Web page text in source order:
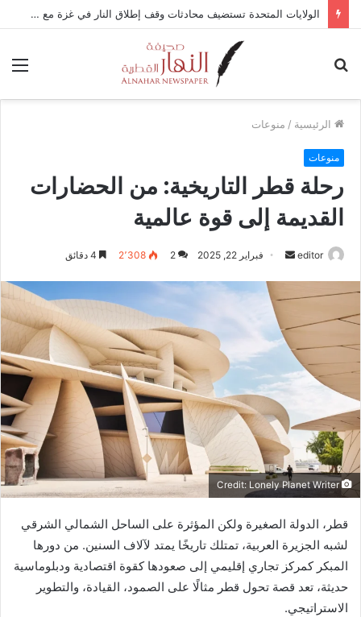
الولايات المتحدة تستضيف محادثات وقف إطلاق النار في غزة مع قطر وتركيا ومصر
الرئيسية / منوعات
منوعات
رحلة قطر التاريخية: من الحضارات
القديمة إلى قوة عالمية
editor
ب
ي
د
ا
إ
ل
ك
ت
و
ن
ا
فبراير 22, 2025 2 2٬308
قطر، الدولة الصغيرة ولكن المؤثرة على الساحل الشمالي الشرقي
لشبه الجزيرة العربية، تمتلك تاريخًا يمتد لآلاف السنين. من دورها
المبكر كمركز تجاري إقليمي إلى صعودها كقوة اقتصادية ودبلوماسية
حديثة، تعد قصة تحول قطر مثالًا على الصمود، القيادة، والتطوير
الاستراتيجي.